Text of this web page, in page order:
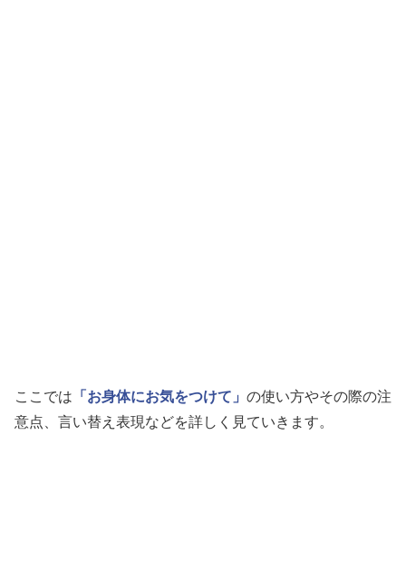
ここでは 「お身体にお気をつけて」 の使い方やその際の注
意点、言い替え表現などを詳しく見ていきます。